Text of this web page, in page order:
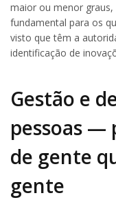
maior ou menor graus,
fundamental para os
visto que têm a
identificação de
Gestão e
pessoas —
de gente
gente